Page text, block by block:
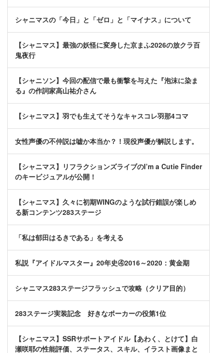
シャニマスの「今日」と「ゼロ」と「マイナス」について
【シャニマス】最強の妖怪に変身した京まふ2026の放クラ百
鬼夜行
【シャニソン】今回の配信で最も衝撃を与えた『泡沫に染ま
る』の作詞家高山祐介さん
【シャニマス】羽でも生えてそうなキャスコレ羽那4コマ
女性声優の不仲説は嘘か本当か？！現役声優が解説します。
【シャニマス】リフラクションズライブのI’m a Cutie Finder
のキービジュアルが公開！
【シャニマス】久々に初期WINGのような試行錯誤が楽しめ
る新コンテンツ283ステージ
「私は郁田はるきである」を考える
私説『アイドルマスター』20年史④2016～2020：黄金期
シャニマス283ステージフラッシュで攻略（クリア目的）
283ステージ実装記念 好きなポーカーの役第1位
【シャニマス】SSRサポートアイドル【あわく、とけて】白
瀬咲耶の性能評価、ステータス、スキル、イラスト画像まと